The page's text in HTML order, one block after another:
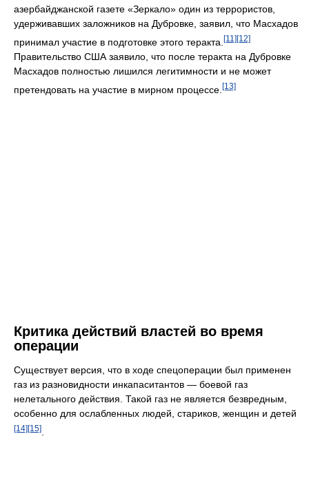
азербайджанской газете «Зеркало» один из террористов,
удерживавших заложников на Дубровке, заявил, что Масхадов
принимал участие в подготовке этого теракта. [11][12]
Правительство США заявило, что после теракта на Дубровке
Масхадов полностью лишился легитимности и не может
претендовать на участие в мирном процессе. [13]
Критика действий властей во время
операции
Существует версия, что в ходе спецоперации был применен
газ из разновидности инкапаситантов — боевой газ
нелетального действия. Такой газ не является безвредным,
особенно для ослабленных людей, стариков, женщин и детей
[14] [15]